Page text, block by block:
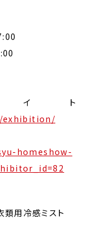
ト
exhibition/
homeshow-
類用冷感ミスト